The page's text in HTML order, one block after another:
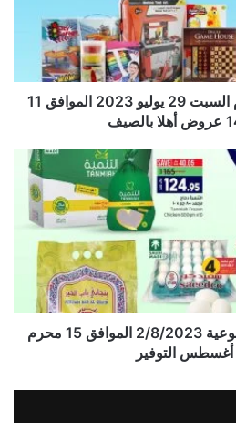
عروض جرير الدمام اليوم السبت 29 يوليو 2023 الموافق 11
عروض لولو الرياض الأسبوعية 2/8/2023 الموافق 15 محرم